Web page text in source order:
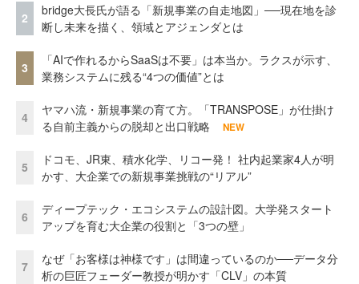
2
bridge大長氏が語る「新規事業の自走地図」──現在地を診
断し未来を描く、領域とアジェンダとは
3
「AIで作れるからSaaSは不要」は本当か。ラクスが示す、
業務システムに残る“4つの価値”とは
4
ヤマハ流・新規事業の育て方。「TRANSPOSE」が仕掛け
る自前主義からの脱却と出口戦略
NEW
5
ドコモ、JR東、積水化学、リコー発！ 社内起業家4人が明
かす、大企業での新規事業挑戦の“リアル”
6
ディープテック・エコシステムの設計図。大学発スタート
アップを育む大企業の役割と「3つの壁」
7
なぜ「お客様は神様です」は間違っているのか──データ分
析の巨匠フェーダー教授が明かす「CLV」の本質